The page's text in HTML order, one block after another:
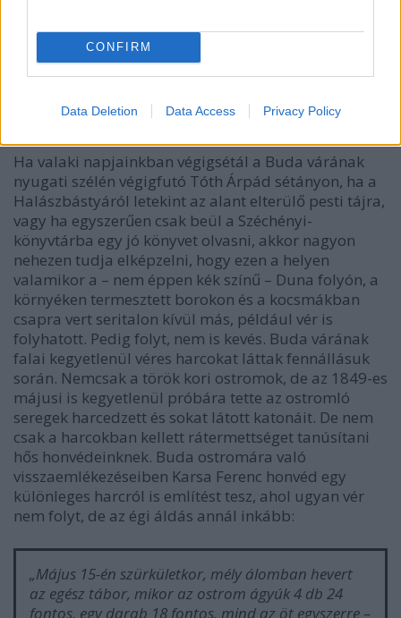
CONFIRM
Data Deletion Data Access Privacy Policy
Ismeretlen festő: Buda ostroma 1849-ben. A kép
Wikipédia
Ha valaki napjainkban végigsétál a Buda várának
nyugati szélén végigfutó Tóth Árpád sétányon, ha a
Halászbástyáról letekint az alant elterülő pesti tájra,
vagy ha egyszerűen csak beül a Széchényi-
könyvtárba egy jó könyvet olvasni, akkor nagyon
nehezen tudja elképzelni, hogy ezen a helyen
valamikor a – nem éppen kék színű – Duna folyón, a
környéken termesztett borokon és a kocsmákban
csapra vert seritalon kívül más, például vér is
folyhatott. Pedig folyt, nem is kevés. Buda várának
falai kegyetlenül véres harcokat láttak fennállásuk
során. Nemcsak a török kori ostromok, de az 1849-es
májusi is kegyetlenül próbára tette az ostromló
seregek harcedzett és sokat látott katonáit. De nem
csak a harcokban kellett rátermettséget tanúsítani
hős honvédeinknek. Buda ostromára való
visszaemlékezéseiben Karsa Ferenc honvéd egy
különleges harcról is említést tesz, ahol ugyan vér
nem folyt, de az égi áldás annál inkább:
„Május 15-én szürkületkor, mély álomban hevert
az egész tábor, mikor az ostrom ágyúk 4 db 24
fontos, egy darab 18 fontos, mind az öt egyszerre –